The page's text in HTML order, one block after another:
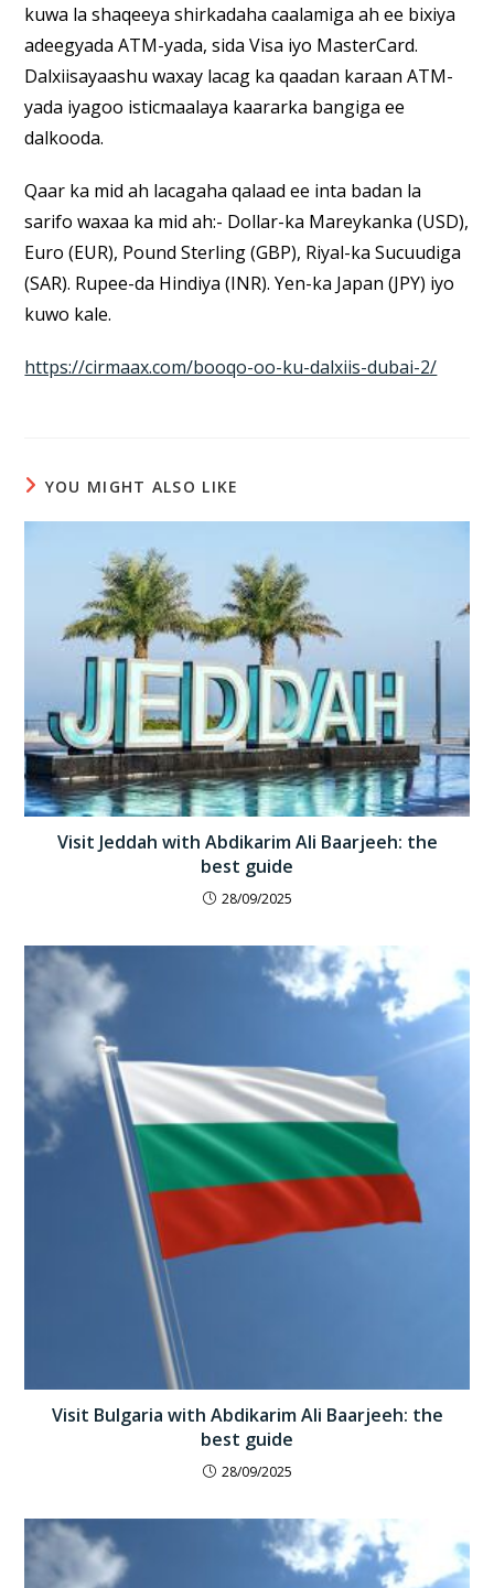
kuwa la shaqeeya shirkadaha caalamiga ah ee bixiya
adeegyada ATM-yada, sida Visa iyo MasterCard.
Dalxiisayaashu waxay lacag ka qaadan karaan ATM-
yada iyagoo isticmaalaya kaararka bangiga ee
dalkooda.
Qaar ka mid ah lacagaha qalaad ee inta badan la
sarifo waxaa ka mid ah:- Dollar-ka Mareykanka (USD),
Euro (EUR), Pound Sterling (GBP), Riyal-ka Sucuudiga
(SAR). Rupee-da Hindiya (INR). Yen-ka Japan (JPY) iyo
kuwo kale.
https://cirmaax.com/booqo-oo-ku-dalxiis-dubai-2/
YOU MIGHT ALSO LIKE
Visit Jeddah with Abdikarim Ali Baarjeeh: the
best guide
28/09/2025
Visit Bulgaria with Abdikarim Ali Baarjeeh: the
best guide
28/09/2025